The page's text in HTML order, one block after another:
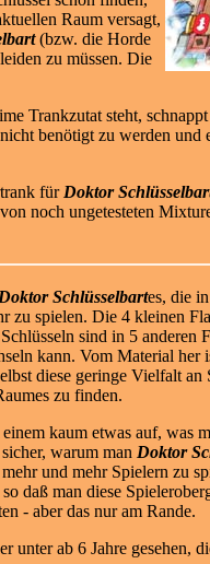
Raum versagt,
(bzw. die Horde
zu müssen. Die
Trankzutat steht,
benötigt zu werden und
für Doktor
noch ungetesteten
Doktor Schlüsselbartes, die
zu spielen. Die 4 kleinen
sind in 5 anderen
kann. Vom Material her
diese geringe Vielfalt an
zu finden.
kaum etwas auf, was
warum man Doktor
und mehr Spielern zu
daß man diese
- aber das nur am Rande.
unter ab 6 Jahre gesehen,